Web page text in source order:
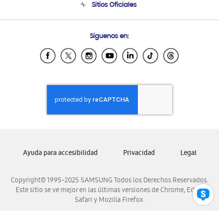
Condiciones de Compra
Soporte vía eMail
Sitios Oficiales
Samsung Ecuador
Samsung El Salvador
Samsung Honduras
Samsung Nicaragua
Samsung Panamá
Samsung Venezuela
Síguenos en:
Copyright© 1995-2025 SAMSUNG Todos los Derechos Reservados.
Este sitio se ve mejor en las últimas versiones de Chrome, Edge,
Safari y Mozilla Firefox.
Ayuda para accesibilidad Privacidad Legal